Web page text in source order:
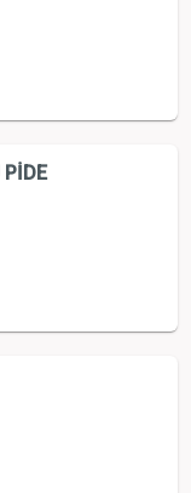
PİDE